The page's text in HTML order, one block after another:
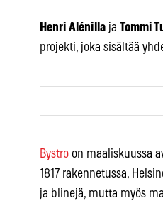
Henri Alénilla ja Tommi
projekti, joka sisältää
Bystro on maaliskuussa
1817 rakennetussa,
ja blinejä, mutta myös